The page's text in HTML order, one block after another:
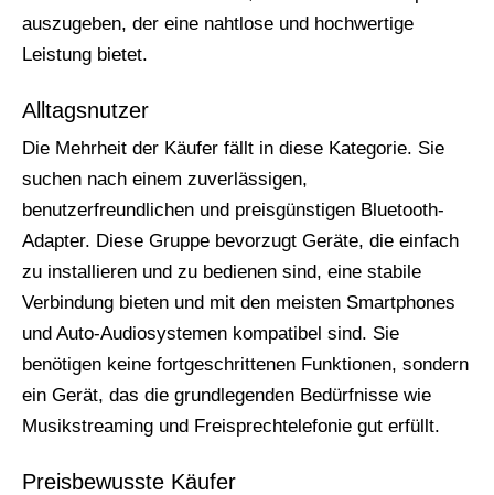
auszugeben, der eine nahtlose und hochwertige
Leistung bietet.
Alltagsnutzer
Die Mehrheit der Käufer fällt in diese Kategorie. Sie
suchen nach einem zuverlässigen,
benutzerfreundlichen und preisgünstigen Bluetooth-
Adapter. Diese Gruppe bevorzugt Geräte, die einfach
zu installieren und zu bedienen sind, eine stabile
Verbindung bieten und mit den meisten Smartphones
und Auto-Audiosystemen kompatibel sind. Sie
benötigen keine fortgeschrittenen Funktionen, sondern
ein Gerät, das die grundlegenden Bedürfnisse wie
Musikstreaming und Freisprechtelefonie gut erfüllt.
Preisbewusste Käufer